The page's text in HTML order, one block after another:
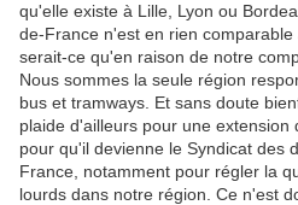
qu'elle existe à Lille, Lyon ou
de-France n'est en rien
serait-ce qu'en raison de notre
Nous sommes la seule région
bus et tramways. Et sans doute
plaide d'ailleurs pour une extension
pour qu'il devienne le Syndicat des
France, notamment pour régler la
lourds dans notre région. Ce n'est